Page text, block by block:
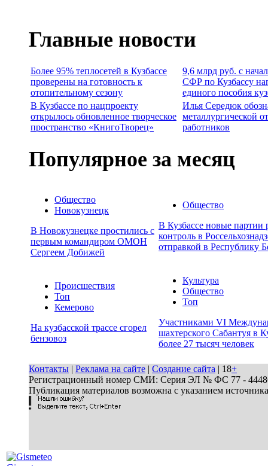
Главные новости
Более 95% теплосетей в Кузбассе
проверены на готовность к
отопительному сезону
9,6 млрд руб. с
СФР по Кузбассу
единого пособия
В Кузбассе по нацпроекту
открылось обновленное творческое
пространство «КнигоТворец»
Илья Середюк
металлургической
работников
Популярное за месяц
Общество
Новокузнецк
В Новокузнецке простились с
первым командиром ОМОН
Сергеем Добижей
Общество
В Кузбассе новые партии
контроль в
отправкой в Республику
Происшествия
Топ
Кемерово
На кузбасской трассе сгорел
бензовоз
Культура
Общество
Топ
Участниками VI
шахтерского Сабантуя в
более 27 тысяч человек
Контакты | Реклама на сайте | Создание сайта | 18+
Регистрационный номер СМИ: Серия ЭЛ № ФС 77 - 44486
Публикация материалов возможна с указанием